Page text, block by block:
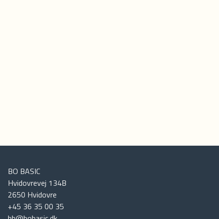
BO BASIC
Hvidovrevej 134B
2650 Hvidovre
+45 36 35 00 35